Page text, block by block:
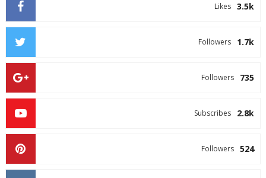
3.5k
Likes
1.7k
Followers
735
Followers
2.8k
Subscribes
524
Followers